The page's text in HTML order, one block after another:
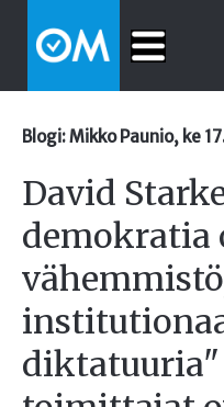
Blogi: Mikko Paunio, ke
David
demokratia